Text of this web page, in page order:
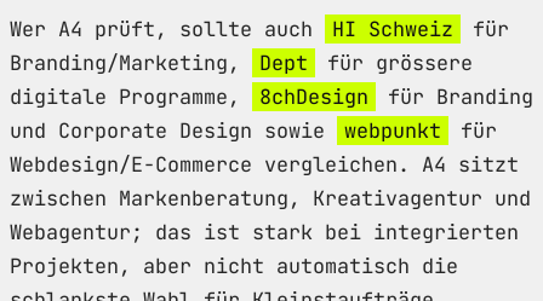
Wer A4 prüft, sollte auch HI Schweiz
für
Branding/Marketing,
Dept
für grössere
digitale Programme,
8chDesign
für Branding
und Corporate Design sowie
webpunkt
für
Webdesign/E-Commerce vergleichen. A4 sitzt
zwischen Markenberatung, Kreativagentur und
Webagentur; das ist stark bei integrierten
Projekten, aber nicht automatisch die